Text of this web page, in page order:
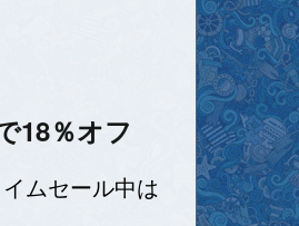
18％オフ
ムセール中は